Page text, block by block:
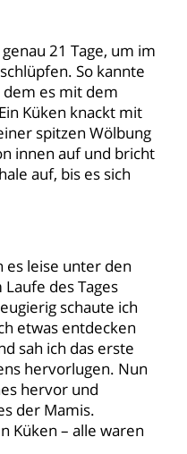
21 Tage, um im
So kannte
dem es mit dem
Küken knackt mit
spitzen Wölbung
innen auf und bricht
auf, bis es sich
es leise unter den
des Tages
schaute ich
etwas entdecken
sah ich das erste
hervorlugen. Nun
hervor und
der Mamis.
Küken – alle waren